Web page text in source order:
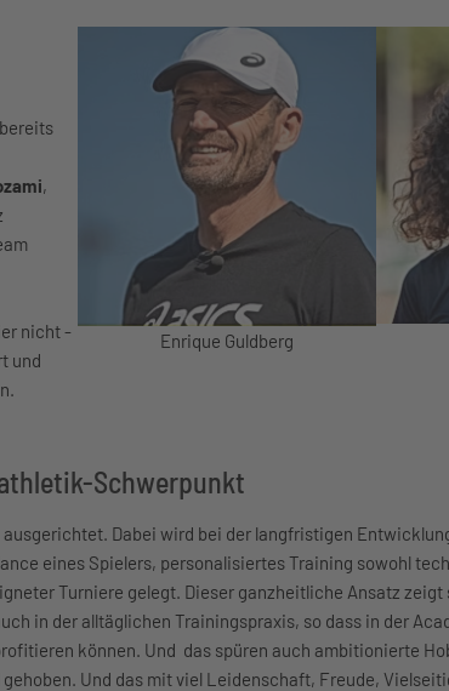
,
nicht -
und
Enrique Guldberg
Schwerpunkt
Dabei wird bei der langfristigen
eines Spielers, personalisiertes Training sowohl
Turniere gelegt. Dieser ganzheitliche Ansatz
in der alltäglichen Trainingspraxis, so dass in der
können. Und das spüren auch ambitionierte
Und das mit viel Leidenschaft, Freude,